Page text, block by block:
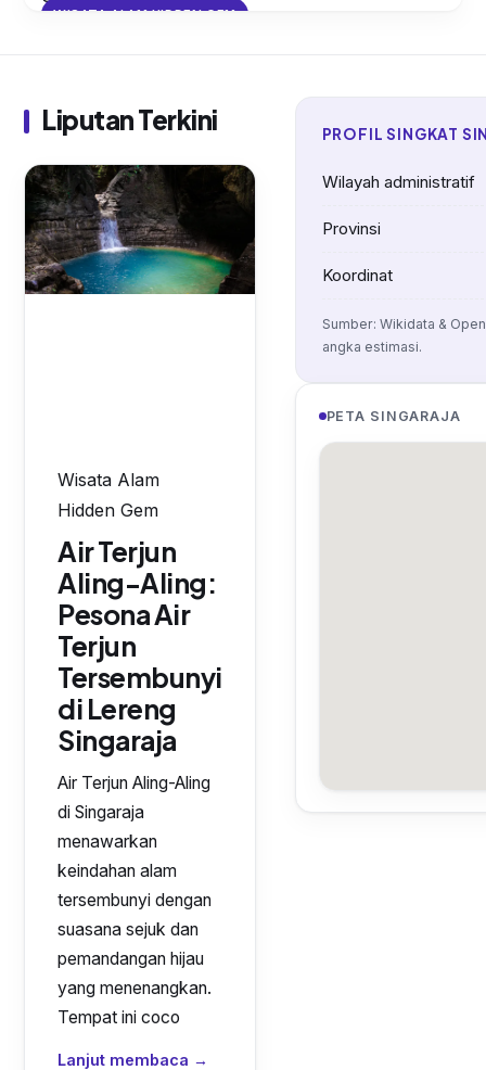
WISATA ALAM HIDDEN GEM
Singaraja
Liputan Terkini
Wisata Alam
Hidden Gem
Air Terjun
Aling-Aling:
Pesona Air
Terjun
Tersembunyi
di Lereng
Singaraja
Air Terjun Aling-Aling
di Singaraja
menawarkan
keindahan alam
tersembunyi dengan
suasana sejuk dan
pemandangan hijau
yang menenangkan.
Tempat ini coco
Lanjut membaca →
PROFIL SINGKAT
Wilayah administratif
Provinsi
Koordinat
Sumber: Wikidata &
angka estimasi.
PETA SINGARAJA